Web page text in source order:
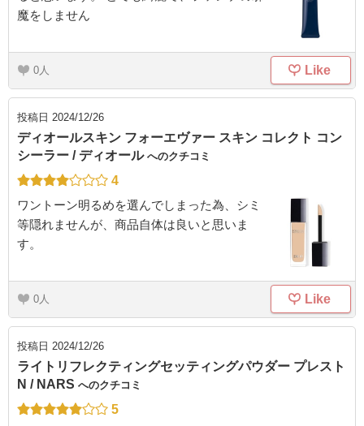
魔をしません
0 Like
投稿日 2024/12/26
ディオールスキン フォーエヴァー スキン コレクト コン
シーラー / ディオール へのクチコミ
4
ワントーン明るめを選んでしまった為、シミ
等隠れませんが、商品自体は良いと思いま
す。
0 Like
投稿日 2024/12/26
ライトリフレクティングセッティングパウダー プレスト
N / NARS へのクチコミ
5